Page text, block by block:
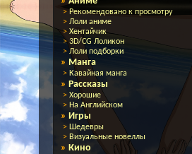
>Рекомендовано к просмотру
> Лоли аниме
> Хентайчик
>3D/CG Лоликон
> Лоли подборки
» Манга
> Кавайная манга
» Рассказы
> Хорошие
> На Английском
» Игры
> Шедевры
> Визуальные новеллы
» Кино